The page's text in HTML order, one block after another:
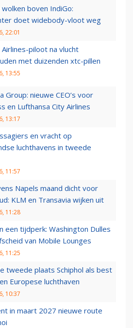
boven IndiGo:
doet widebody-vloot weg
22:01
Airlines-piloot na vlucht
met duizenden xtc-pillen
13:55
Group: nieuwe CEO’s voor
en Lufthansa City Airlines
13:17
en vracht op
luchthavens in tweede
11:57
Napels maand dicht voor
KLM en Transavia wijken uit
11:28
een tijdperk: Washington Dulles
van Mobile Lounges
11:25
tweede plaats Schiphol als best
Europese luchthaven
10:37
in maart 2027 nieuwe route